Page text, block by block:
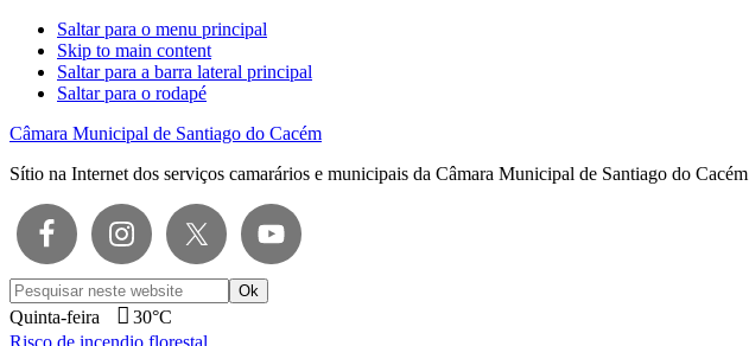
Saltar para o menu principal
Skip to main content
Saltar para a barra lateral principal
Saltar para o rodapé
Câmara Municipal de Santiago do Cacém
Sítio na Internet dos serviços camarários e municipais da Câmara Municipal de Santiago do Cacém
Pesquisar
neste
website
Quinta-feira
30°C
Risco de incendio florestal